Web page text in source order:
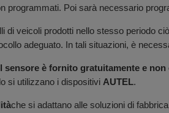
programmati. Poi sarà necessario
di veicoli prodotti nello stesso periodo
adeguato. In tali situazioni, è
è fornito gratuitamente e
si utilizzano i dispositivi AUTEL.
che si adattano alle soluzioni di